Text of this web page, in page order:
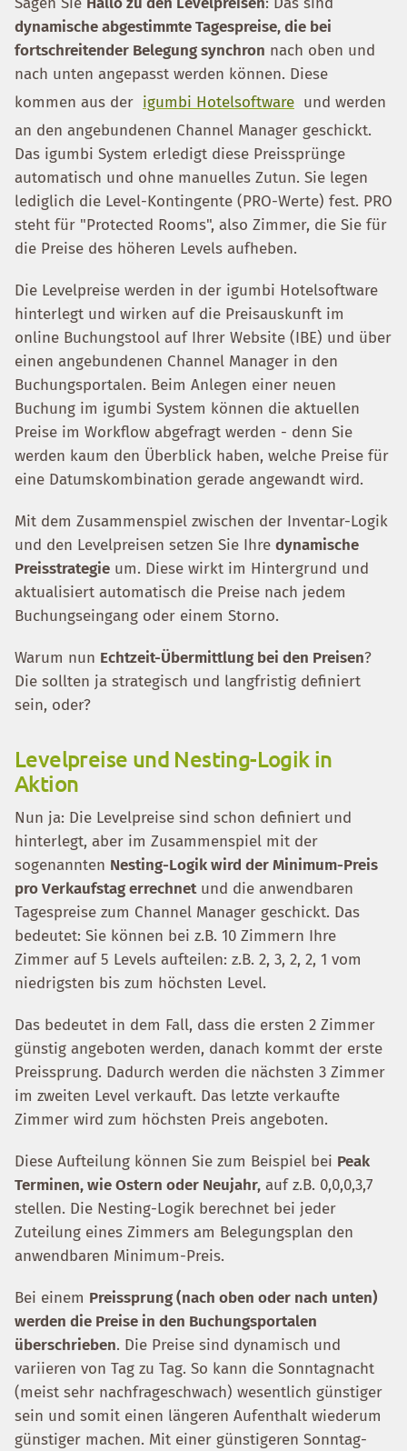
dynamische abgestimmte Tagespreise, die bei
fortschreitender Belegung synchron nach oben und
nach unten angepasst werden können. Diese
kommen aus der igumbi Hotelsoftware und werden
an den angebundenen Channel Manager geschickt.
Das igumbi System erledigt diese Preissprünge
automatisch und ohne manuelles Zutun. Sie legen
lediglich die Level-Kontingente (PRO-Werte) fest. PRO
steht für "Protected Rooms", also Zimmer, die Sie für
die Preise des höheren Levels aufheben.
Die Levelpreise werden in der igumbi Hotelsoftware
hinterlegt und wirken auf die Preisauskunft im
online Buchungstool auf Ihrer Website (IBE) und über
einen angebundenen Channel Manager in den
Buchungsportalen. Beim Anlegen einer neuen
Buchung im igumbi System können die aktuellen
Preise im Workflow abgefragt werden - denn Sie
werden kaum den Überblick haben, welche Preise für
eine Datumskombination gerade angewandt wird.
Mit dem Zusammenspiel zwischen der Inventar-Logik
und den Levelpreisen setzen Sie Ihre dynamische
Preisstrategie um. Diese wirkt im Hintergrund und
aktualisiert automatisch die Preise nach jedem
Buchungseingang oder einem Storno.
Warum nun Echtzeit-Übermittlung bei den Preisen?
Die sollten ja strategisch und langfristig definiert
sein, oder?
Levelpreise und Nesting-Logik in
Aktion
Nun ja: Die Levelpreise sind schon definiert und
hinterlegt, aber im Zusammenspiel mit der
sogenannten Nesting-Logik wird der Minimum-Preis
pro Verkaufstag errechnetund die anwendbaren
Tagespreise zum Channel Manager geschickt. Das
bedeutet: Sie können bei z.B. 10 Zimmern Ihre
Zimmer auf 5 Levels aufteilen: z.B. 2, 3, 2, 2, 1 vom
niedrigsten bis zum höchsten Level.
Das bedeutet in dem Fall, dass die ersten 2 Zimmer
günstig angeboten werden, danach kommt der erste
Preissprung. Dadurch werden die nächsten 3 Zimmer
im zweiten Level verkauft. Das letzte verkaufte
Zimmer wird zum höchsten Preis angeboten.
Diese Aufteilung können Sie zum Beispiel bei Peak
Terminen, wie Ostern oder Neujahr, auf z.B. 0,0,0,3,7
stellen. Die Nesting-Logik berechnet bei jeder
Zuteilung eines Zimmers am Belegungsplan den
anwendbaren Minimum-Preis.
Bei einem Preissprung (nach oben oder nach unten)
werden die Preise in den Buchungsportalen
überschrieben. Die Preise sind dynamisch und
variieren von Tag zu Tag. So kann die Sonntagnacht
(meist sehr nachfrageschwach) wesentlich günstiger
sein und somit einen längeren Aufenthalt wiederum
günstiger machen. Mit einer günstigeren Sonntag-